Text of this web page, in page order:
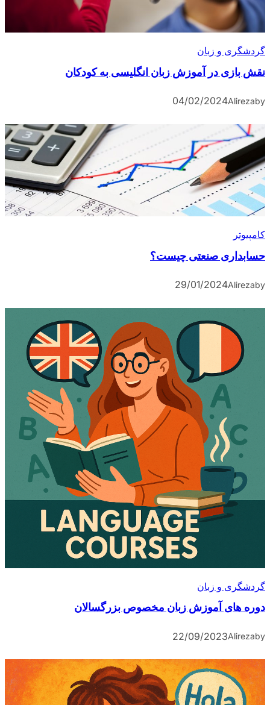
گردشگری و زبان
نقش بازی در آموزش زبان انگلیسی به کودکان
by
Alireza
04/02/2024
کامپیوتر
حسابداری صنعتی چیست؟
by
Alireza
29/01/2024
گردشگری و زبان
دوره های آموزش زبان مخصوص بزرگسالان
by
Alireza
22/09/2023